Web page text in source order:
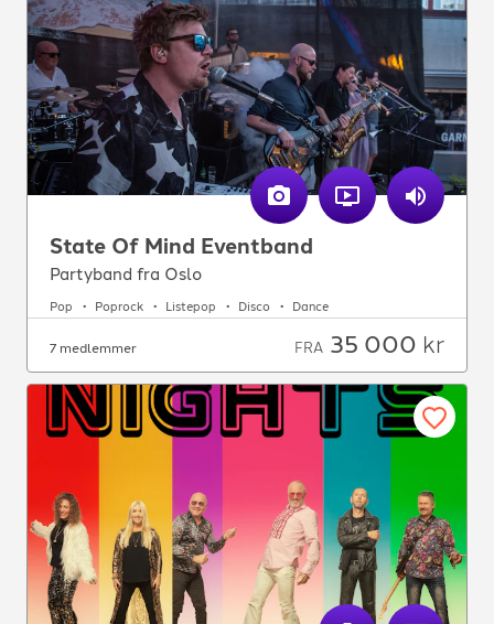
State Of Mind Eventband
Partyband fra Oslo
Pop Poprock Listepop Disco Dance
7 medlemmer FRA 35 000 kr